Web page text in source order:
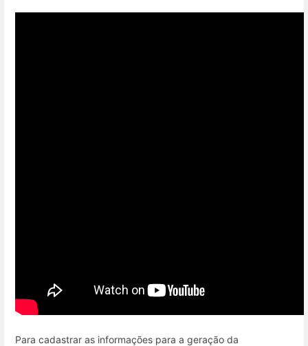
Para cadastrar as informações para a geração da